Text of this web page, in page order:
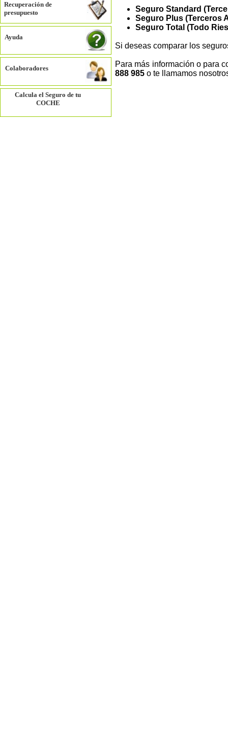
Recuperación de
presupuesto
Colaboradores
Ayuda
Calcula el Seguro de tu
COCHE
Seguro Standard
Seguro Plus (Terceros
Seguro Total (Todo
Si deseas comparar los
Para más información o para
888 985 o te llamamos